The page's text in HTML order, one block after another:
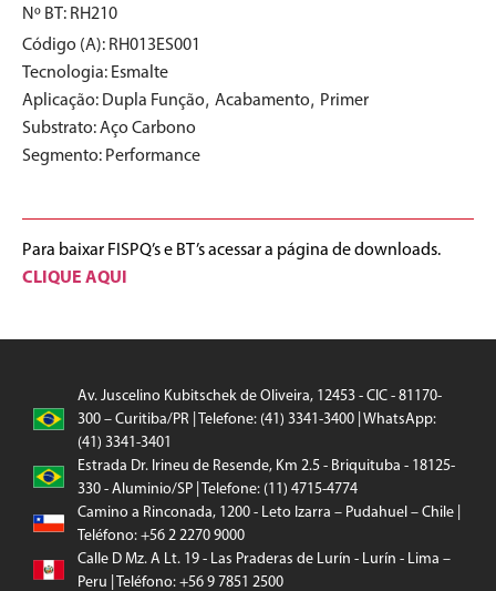
Nº BT: RH210
Código (A): RH013ES001
Tecnologia: Esmalte
Aplicação: Dupla Função, Acabamento, Primer
Substrato:Aço Carbono
Segmento: Performance
Para baixar FISPQ’s e BT’s acessar a página de downloads.
CLIQUE AQUI
Av. Juscelino Kubitschek de Oliveira, 12453 - CIC - 81170-
300 – Curitiba/PR | Telefone: (41) 3341-3400 | WhatsApp:
(41) 3341-3401
Estrada Dr. Irineu de Resende, Km 2.5 - Briquituba - 18125-
330 - Aluminio/SP | Telefone: (11) 4715-4774
Camino a Rinconada, 1200 - Leto Izarra – Pudahuel – Chile |
Teléfono: +56 2 2270 9000
Calle D Mz. A Lt. 19 - Las Praderas de Lurín - Lurín - Lima –
Peru | Teléfono: +56 9 7851 2500